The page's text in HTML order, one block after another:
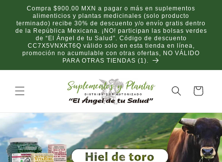
Skip to
content
Compra $900.00 MXN a pagar o más en suplementos
alimenticios y plantas medicinales (solo producto
terminado) recibe 30% de descuento y/o envío gratis dentro
de la República Mexicana. ¡NO! participan las bolsas verdes
de “El Ángel de tu Salud”. Código de descuento
CC7X5VNXKT6Q válido solo en esta tienda en línea,
promoción no acumulable con otras ofertas, NO VÁLIDO
PARA OTRAS TIENDAS (1).
Cart